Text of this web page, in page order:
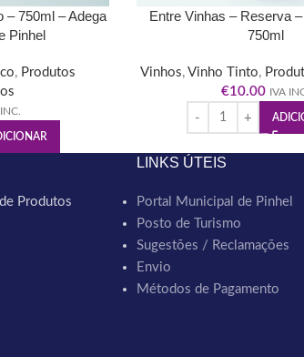
– 750ml – Adega
Pinhel
, Produtos
Entre Vinhas – Reserva
750ml
Vinhos, Vinho Tinto,
€10.00 IVA
Produtos
LINKS ÚTEIS
Portal Municipal de Pinhel
Posto de Turismo
Sugestões / Reclamações
Envio
Métodos de Pagamento